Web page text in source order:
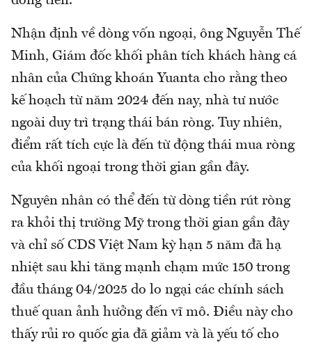
Nhận định về dòng vốn ngoại, ông Nguyễn Thế
Minh, Giám đốc khối phân tích khách hàng cá
nhân của Chứng khoán Yuanta cho rằng theo
kế hoạch từ năm 2024 đến nay, nhà tư nước
ngoài duy trì trạng thái bán ròng. Tuy nhiên,
điểm rất tích cực là đến từ động thái mua ròng
của khối ngoại trong thời gian gần đây.
Nguyên nhân có thể đến từ dòng tiền rút ròng
ra khỏi thị trường Mỹ trong thời gian gần đây
và chỉ số CDS Việt Nam kỳ hạn 5 năm đã hạ
nhiệt sau khi tăng mạnh chạm mức 150 trong
đầu tháng 04/2025 do lo ngại các chính sách
thuế quan ảnh hưởng đến vĩ mô. Điều này cho
thấy rủi ro quốc gia đã giảm và là yếu tố cho